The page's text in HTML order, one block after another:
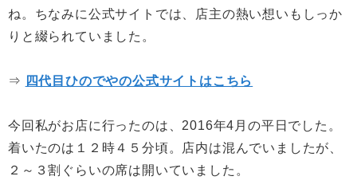
ね。ちなみに公式サイトでは、店主の熱い想いもしっか
りと綴られていました。
⇒ 四代目ひのでやの公式サイトはこちら
今回私がお店に行ったのは、2016年4月の平日でした。
着いたのは１２時４５分頃。店内は混んでいましたが、
２～３割ぐらいの席は開いていました。